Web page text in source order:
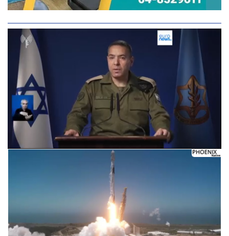
Следующее видео через 5 Отмена